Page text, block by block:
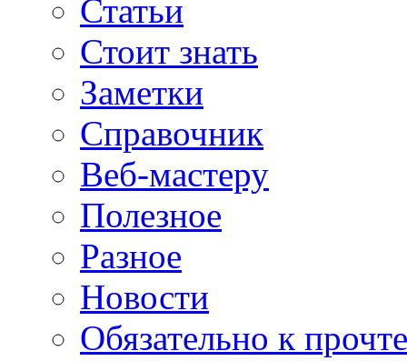
Статьи
Стоит знать
Заметки
Справочник
Веб-мастеру
Полезное
Разное
Новости
Обязательно к